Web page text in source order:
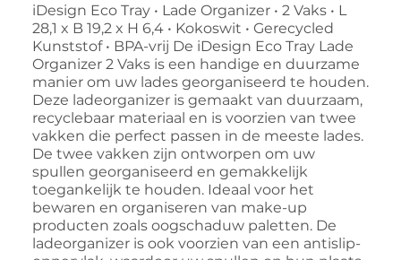
iDesign Eco Tray • Lade Organizer • 2 Vaks • L
28,1 x B 19,2 x H 6,4 • Kokoswit • Gerecycled
Kunststof • BPA-vrij De iDesign Eco Tray Lade
Organizer 2 Vaks is een handige en duurzame
manier om uw lades georganiseerd te houden.
Deze ladeorganizer is gemaakt van duurzaam,
recyclebaar materiaal en is voorzien van twee
vakken die perfect passen in de meeste lades.
De twee vakken zijn ontworpen om uw
spullen georganiseerd en gemakkelijk
toegankelijk te houden. Ideaal voor het
bewaren en organiseren van make-up
producten zoals oogschaduw paletten. De
ladeorganizer is ook voorzien van een antislip-